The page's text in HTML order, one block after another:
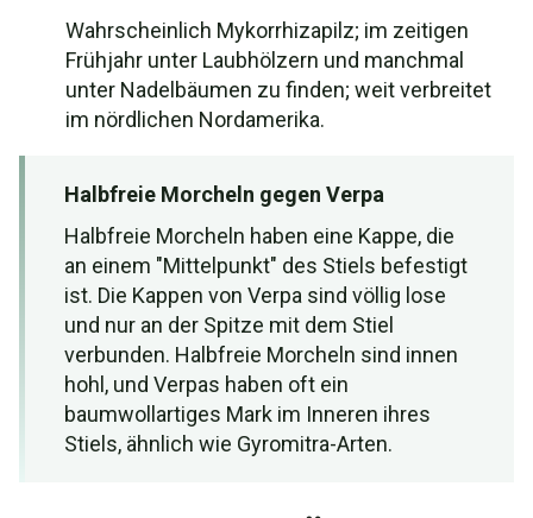
Wahrscheinlich Mykorrhizapilz; im zeitigen
Frühjahr unter Laubhölzern und manchmal
unter Nadelbäumen zu finden; weit verbreitet
im nördlichen Nordamerika.
Halbfreie Morcheln gegen Verpa
Halbfreie Morcheln haben eine Kappe, die
an einem "Mittelpunkt" des Stiels befestigt
ist. Die Kappen von Verpa sind völlig lose
und nur an der Spitze mit dem Stiel
verbunden. Halbfreie Morcheln sind innen
hohl, und Verpas haben oft ein
baumwollartiges Mark im Inneren ihres
Stiels, ähnlich wie Gyromitra-Arten.